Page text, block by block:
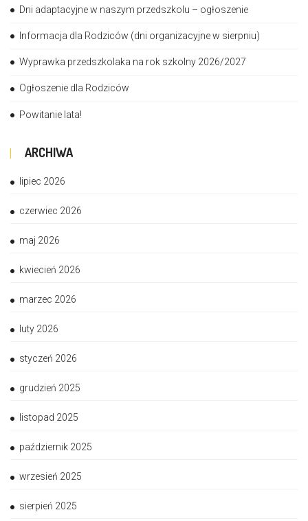
Dni adaptacyjne w naszym przedszkolu – ogłoszenie
Informacja dla Rodziców (dni organizacyjne w sierpniu)
Wyprawka przedszkolaka na rok szkolny 2026/2027
Ogłoszenie dla Rodziców
Powitanie lata!
ARCHIWA
lipiec 2026
czerwiec 2026
maj 2026
kwiecień 2026
marzec 2026
luty 2026
styczeń 2026
grudzień 2025
listopad 2025
październik 2025
wrzesień 2025
sierpień 2025